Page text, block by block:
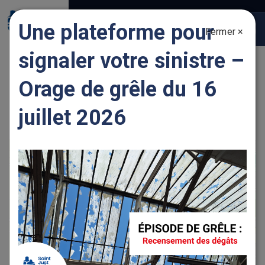
LES JARDINS DU PRIEURÉ
+
−
Fermer ×
Une plateforme pour
signaler votre sinistre –
Orage de grêle du 16
juillet 2026